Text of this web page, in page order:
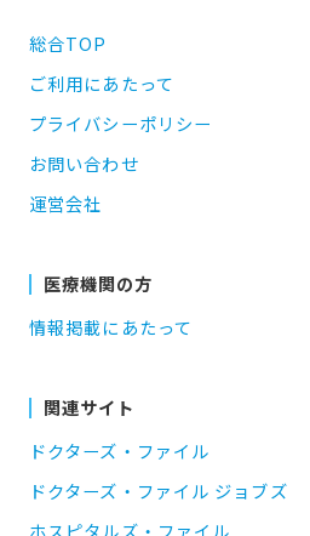
総合TOP
ご利用にあたって
プライバシーポリシー
お問い合わせ
運営会社
医療機関の方
情報掲載にあたって
関連サイト
ドクターズ・ファイル
ドクターズ・ファイル ジョブズ
ホスピタルズ・ファイル